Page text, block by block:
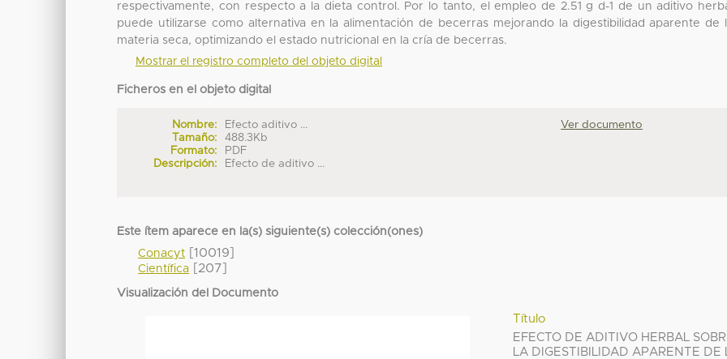
respectivamente, con respecto a la dieta control. Por lo tanto, el empleo de 2.51 g d-1 de un aditivo
puede utilizarse como alternativa en la alimentación de becerras mejorando la digestibilidad aparente de
materia seca, optimizando el estado nutricional en la cría de becerras.
Mostrar el registro completo del objeto digital
Ficheros en el objeto digital
Nombre:
Efecto aditivo ...
Tamaño:
488.3Kb
Formato:
PDF
Descripción:
Efecto de aditivo ...
Ver documento
Este ítem aparece en la(s) siguiente(s) colección(ones)
Conacyt [10019]
Científica [207]
Visualización del Documento
Título
EFECTO DE ADITIVO HERBAL
LA DIGESTIBILIDAD APARENTE DE